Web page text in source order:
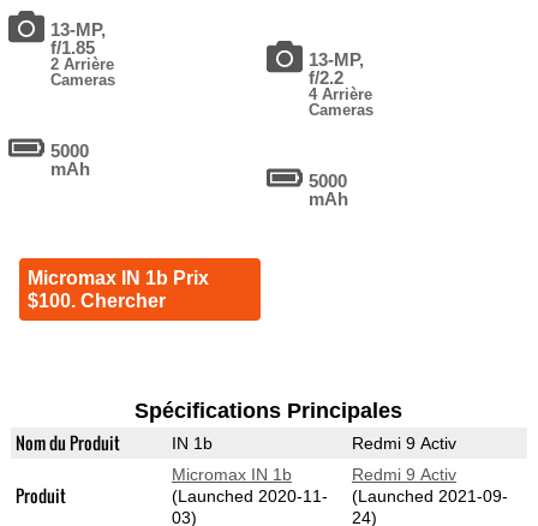
13-MP,
f/1.85
2 Arrière
Cameras
5000
mAh
Micromax IN 1b Prix
$100. Chercher
13-MP,
f/2.2
4 Arrière
Cameras
5000
mAh
Spécifications Principales
Nom du Produit IN 1b Redmi 9 Activ
Produit
Micromax IN 1b
(Launched 2020-11-
03)
Redmi 9 Activ
(Launched 2021-09-
24)